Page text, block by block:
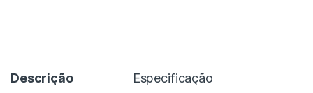
Descrição Especificação